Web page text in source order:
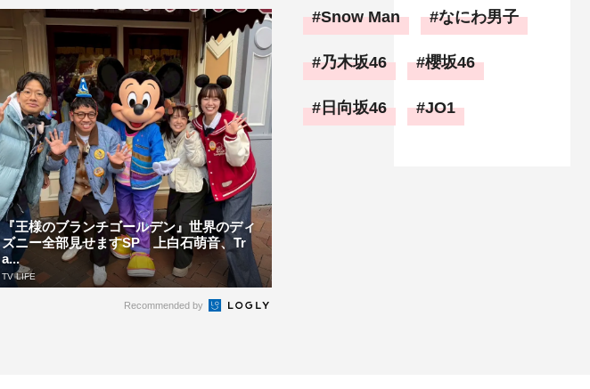
『王様のブランチゴールデン』世界のディ
ズニー全部見せますSP 上白石萌音、Tr
a...
TV LIFE
Recommended by
Snow Man なにわ男子
乃木坂46 櫻坂46
日向坂46 JO1